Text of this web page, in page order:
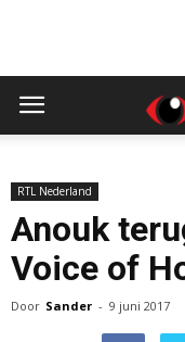
RTL Nederland
Anouk
Voice of
Door Sander - 9 juni 2017